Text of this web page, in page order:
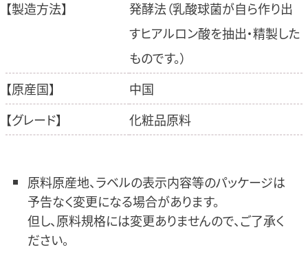
【製造方法】
発酵法（乳酸球菌が自ら作り出
すヒアルロン酸を抽出・精製した
ものです。）
【原産国】
中国
【グレード】
化粧品原料
原料原産地、ラベルの表示内容等のパッケージは
予告なく変更になる場合があります。
但し、原料規格には変更ありませんので、ご了承く
ださい。